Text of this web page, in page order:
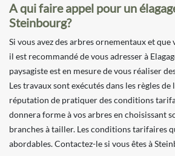
A qui faire appel pour un
Steinbourg?
Si vous avez des arbres ornementaux et que
il est recommandé de vous adresser à
paysagiste est en mesure de vous réaliser
Les travaux sont exécutés dans les règles de
réputation de pratiquer des conditions
donnera forme à vos arbres en choisissant
branches à tailler. Les conditions tarifaires
abordables. Contactez-le si vous êtes à